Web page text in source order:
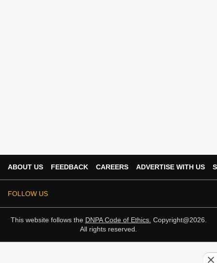
ABOUT US FEEDBACK CAREERS ADVERTISE WITH US
FOLLOW US
This website follows the DNPA Code of Ethics. Copyright@2026.
All rights reserved.